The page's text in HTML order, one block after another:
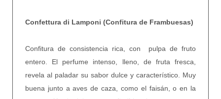
Confettura di Lamponi (Confitura de Frambuesas)
Confitura de consistencia rica, con pulpa de fruto
entero. El perfume intenso, lleno, de fruta fresca,
revela al paladar su sabor dulce y característico. Muy
buena junto a aves de caza, como el faisán, o en la